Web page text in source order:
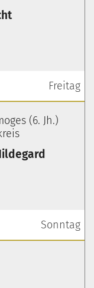
Freitag
2026
(6. Jh.)
Sonntag
2026